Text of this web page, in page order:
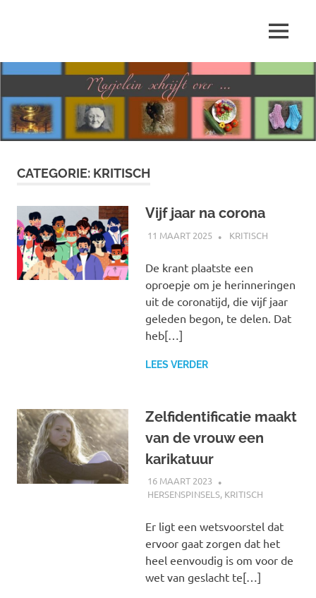
inhoud
schrijft
over
…
MENU
CATEGORIE: KRITISCH
Vijf jaar na corona
11 MAART 2025 MARJOLEIN
KRITISCH
De krant plaatste een
oproepje om je herinneringen
uit de coronatijd, die vijf jaar
geleden begon, te delen. Dat
heb[…]
LEES VERDER
Zelfidentificatie maakt
van de vrouw een
karikatuur
16 MAART 2023
HERSENSPINSELS, KRITISCH
Er ligt een wetsvoorstel dat
ervoor gaat zorgen dat het
heel eenvoudig is om voor de
wet van geslacht te[…]